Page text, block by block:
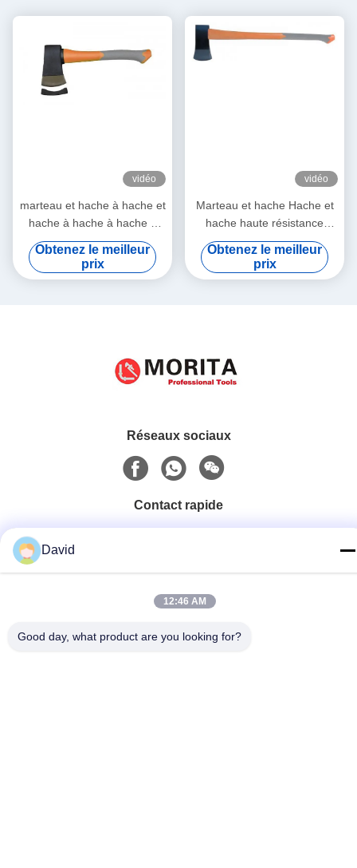
vidéo
marteau et hache à hache et
hache à hache à hache à
hache à hache à hache à
hache à hache à hache à
hache à hache à hache à
hache à hache à hache à
hache à hache à hache à
hache à hache à hache à
hache à hache à hache à
hache à hache en fibre de
Obtenez le meilleur
prix
vidéo
Marteau et hache Hache et
hache haute résistance
poignée en fibre de verre
durable facile à utiliser
Obtenez le meilleur
prix
Réseaux sociaux
Contact rapide
Adresse
David
12:46 AM
Good day, what product are you looking for?